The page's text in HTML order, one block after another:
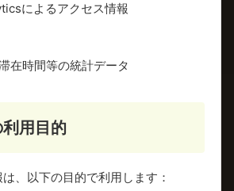
によるアクセス情報
在時間等の統計データ
用目的
、以下の目的で利用します：